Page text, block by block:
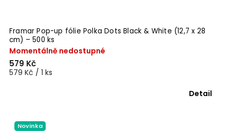
Framar Pop-up fólie Polka Dots Black & White (12,7 x 28
cm) – 500 ks
Momentálně nedostupné
579 Kč
579 Kč / 1 ks
Detail
Novinka